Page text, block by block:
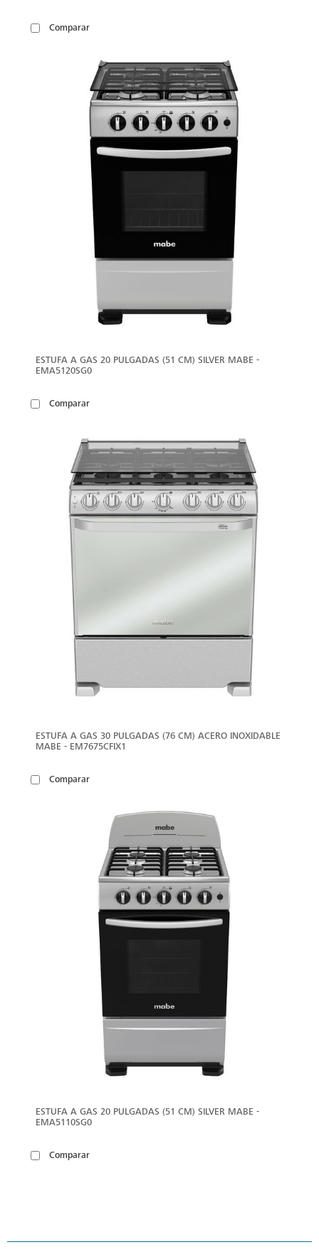
Comparar
ESTUFA A GAS 20 PULGADAS (51 CM) SILVER MABE -
EMA5120SG0
Comparar
ESTUFA A GAS 30 PULGADAS (76 CM) ACERO INOXIDABLE
MABE - EM7675CFIX1
Comparar
ESTUFA A GAS 20 PULGADAS (51 CM) SILVER MABE -
EMA5110SG0
Comparar